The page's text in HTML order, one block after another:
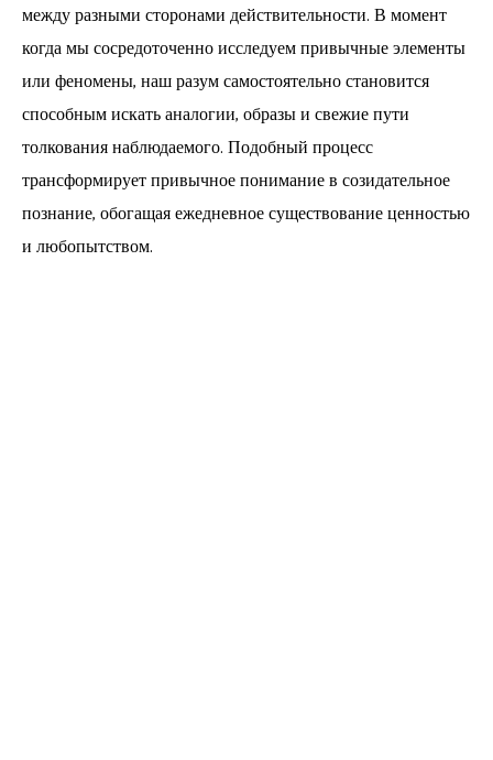
между разными сторонами действительности. В момент
когда мы сосредоточенно исследуем привычные элементы
или феномены, наш разум самостоятельно становится
способным искать аналогии, образы и свежие пути
толкования наблюдаемого. Подобный процесс
трансформирует привычное понимание в созидательное
познание, обогащая ежедневное существование ценностью
и любопытством.